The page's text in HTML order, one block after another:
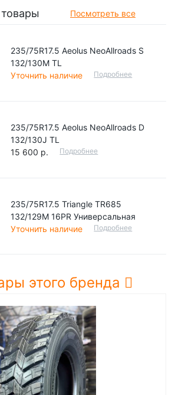
Посмотреть все
235/75R17.5 Aeolus NeoAllroads S
132/130M TL
Уточнить наличие
Подробнее
235/75R17.5 Aeolus NeoAllroads D
132/130J TL
15 600 р.
Подробнее
235/75R17.5 Triangle TR685
132/129M 16PR Универсальная
Уточнить наличие
Подробнее
этого бренда